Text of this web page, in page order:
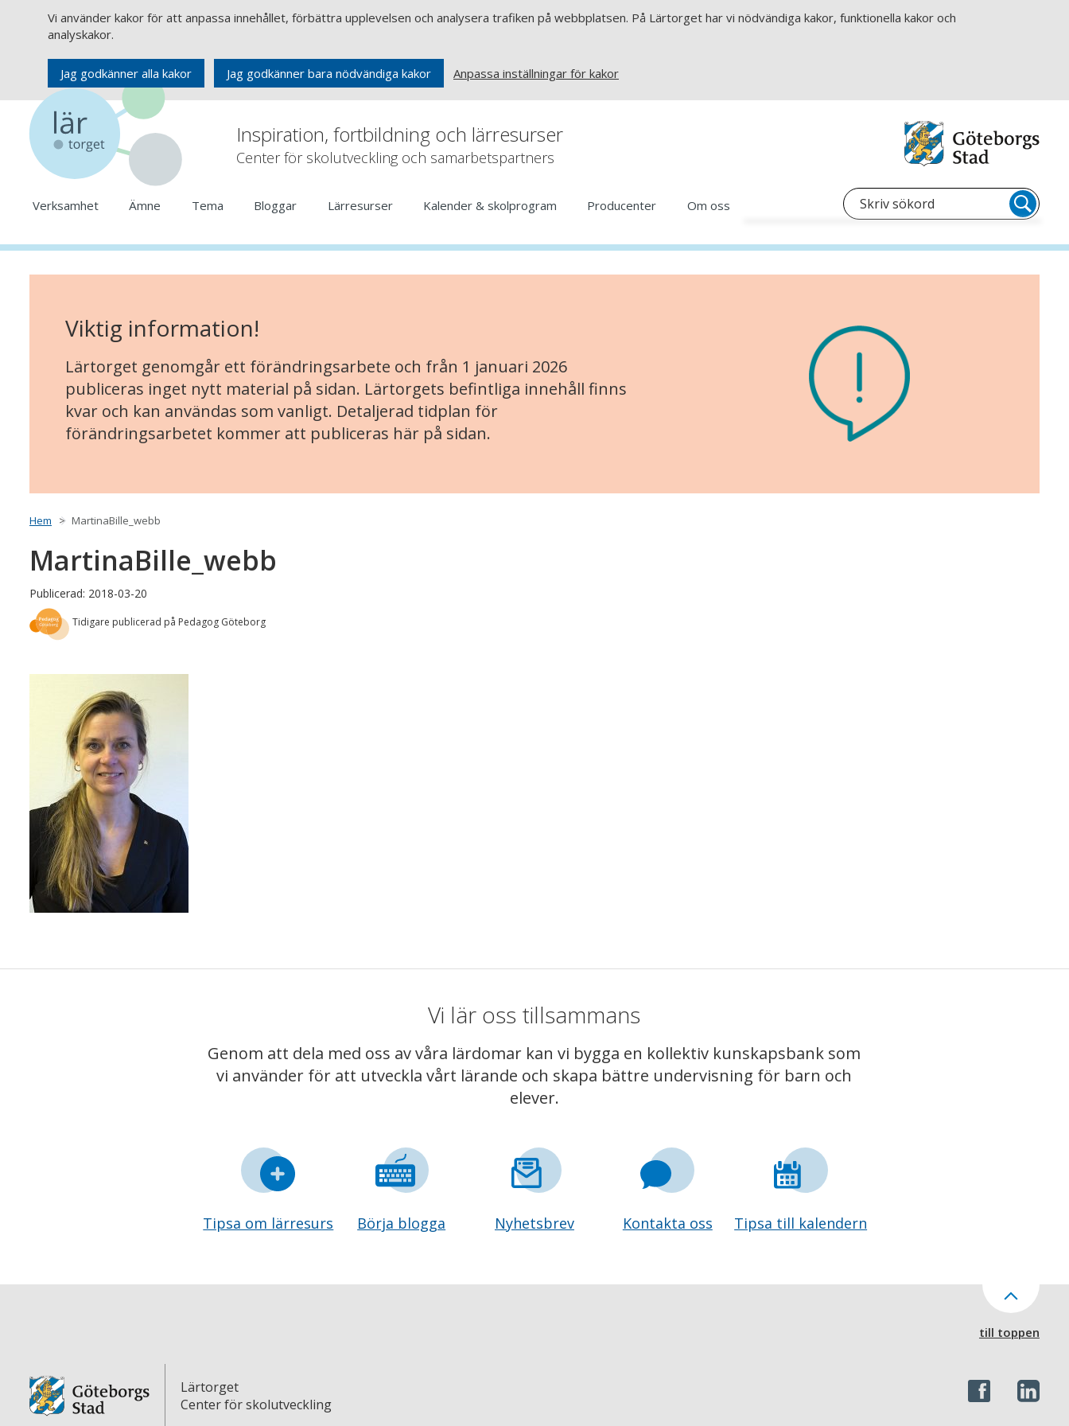
Vi använder kakor för att anpassa innehållet, förbättra upplevelsen och analysera trafiken på webbplatsen. På Lärtorget har vi nödvändiga kakor, funktionella kakor och
analyskakor.
Jag godkänner alla kakor Jag godkänner bara nödvändiga kakor Anpassa inställningar för kakor
Inspiration, fortbildning och lärresurser
Center för skolutveckling och samarbetspartners
Verksamhet Ämne Tema Bloggar Lärresurser Kalender & skolprogram Producenter Om oss
Viktig information!
Lärtorget genomgår ett förändringsarbete och från 1 januari 2026
publiceras inget nytt material på sidan. Lärtorgets befintliga innehåll finns
kvar och kan användas som vanligt. Detaljerad tidplan för
förändringsarbetet kommer att publiceras här på sidan.
Hem MartinaBille_webb
MartinaBille_webb
Publicerad: 2018-03-20
Tidigare publicerad på Pedagog Göteborg
Vi lär oss tillsammans
Genom att dela med oss av våra lärdomar kan vi bygga en kollektiv kunskapsbank som
vi använder för att utveckla vårt lärande och skapa bättre undervisning för barn och
elever.
Tipsa om lärresurs Börja blogga Nyhetsbrev Kontakta oss Tipsa till kalendern
till toppen
Lärtorget
Center för skolutveckling